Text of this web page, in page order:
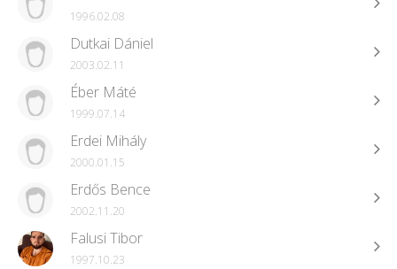
1996.02.08
Dutkai Dániel
2003.02.11
Éber Máté
1999.07.14
Erdei Mihály
2000.01.15
Erdős Bence
2002.11.20
Falusi Tibor
1997.10.23